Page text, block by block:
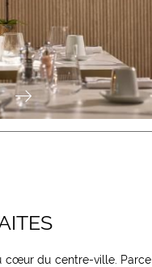
cœur du centre-ville. Parce